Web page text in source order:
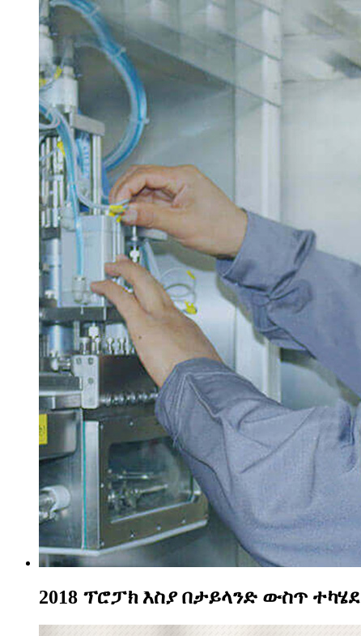
2018 ፕሮፓክ እስያ በታይላንድ ውስጥ ተካሄደ